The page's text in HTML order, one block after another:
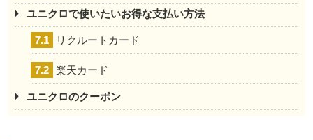
ユニクロで使いたいお得な支払い方法
7.1 リクルートカード
7.2 楽天カード
ユニクロのクーポン